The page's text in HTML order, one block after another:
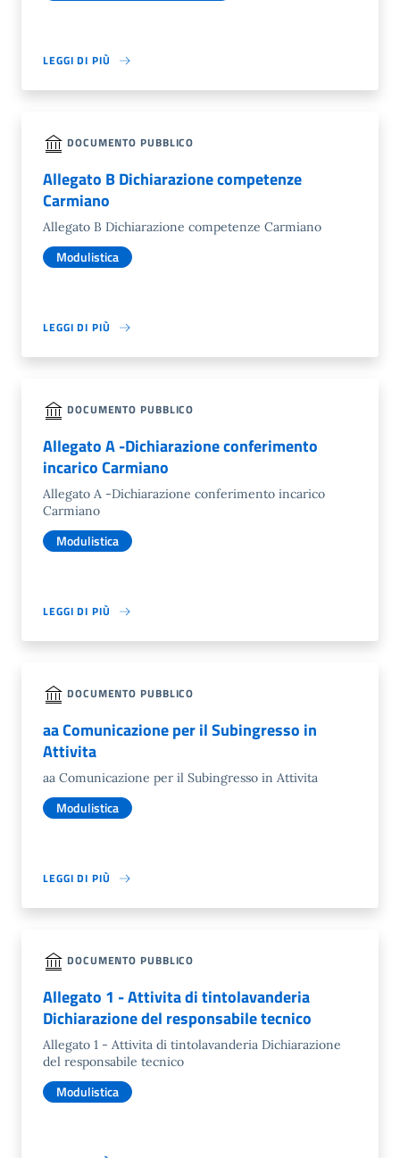
LEGGI DI PIÙ
DOCUMENTO PUBBLICO
Allegato B Dichiarazione competenze
Carmiano
Allegato B Dichiarazione competenze Carmiano
Modulistica
LEGGI DI PIÙ
DOCUMENTO PUBBLICO
Allegato A -Dichiarazione conferimento
incarico Carmiano
Allegato A -Dichiarazione conferimento incarico
Carmiano
Modulistica
LEGGI DI PIÙ
DOCUMENTO PUBBLICO
aa Comunicazione per il Subingresso in
Attivita
aa Comunicazione per il Subingresso in Attivita
Modulistica
LEGGI DI PIÙ
DOCUMENTO PUBBLICO
Allegato 1 - Attivita di tintolavanderia
Dichiarazione del responsabile tecnico
Allegato 1 - Attivita di tintolavanderia Dichiarazione
del responsabile tecnico
Modulistica